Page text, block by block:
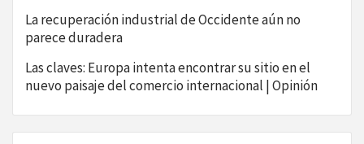
La recuperación industrial de Occidente aún no
parece duradera
Las claves: Europa intenta encontrar su sitio en el
nuevo paisaje del comercio internacional | Opinión